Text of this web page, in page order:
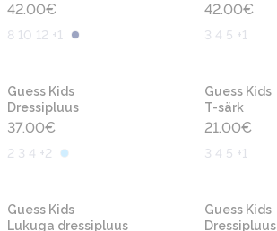
42.00€
8 10 12 +1
42.00€
3 4 5 +1
Guess Kids
Dressipluus
37.00€
2 3 4 +2
Guess Kids
T-särk
21.00€
3 4 5 +1
Guess Kids
Lukuga dressipluus
Guess Kids
Dressipluus